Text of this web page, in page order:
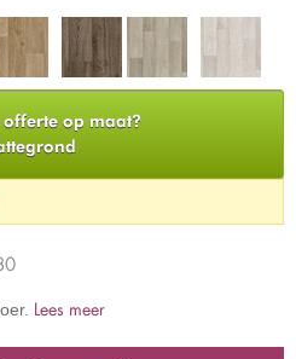
op maat?
Lees meer